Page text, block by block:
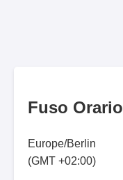
Fuso Orario
Europe/Berlin
(GMT +02:00)